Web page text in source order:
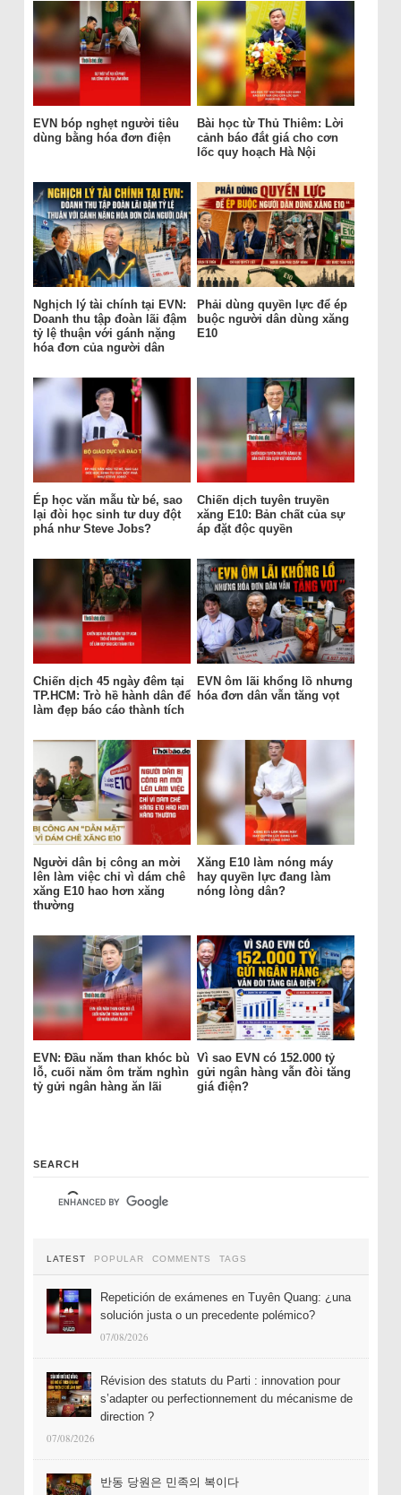
EVN bóp nghẹt người tiêu
dùng bằng hóa đơn điện
Bài học từ Thủ Thiêm: Lời
cảnh báo đắt giá cho cơn
lốc quy hoạch Hà Nội
Nghịch lý tài chính tại EVN:
Doanh thu tập đoàn lãi đậm
tỷ lệ thuận với gánh nặng
hóa đơn của người dân
Phải dùng quyền lực để ép
buộc người dân dùng xăng
E10
Ép học văn mẫu từ bé, sao
lại đòi học sinh tư duy đột
phá như Steve Jobs?
Chiến dịch tuyên truyền
xăng E10: Bản chất của sự
áp đặt độc quyền
Chiến dịch 45 ngày đêm tại
TP.HCM: Trò hề hành dân để
làm đẹp báo cáo thành tích
EVN ôm lãi khổng lồ nhưng
hóa đơn dân vẫn tăng vọt
Người dân bị công an mời
lên làm việc chỉ vì dám chê
xăng E10 hao hơn xăng
thường
Xăng E10 làm nóng máy
hay quyền lực đang làm
nóng lòng dân?
EVN: Đầu năm than khóc bù
lỗ, cuối năm ôm trăm nghìn
tỷ gửi ngân hàng ăn lãi
Vì sao EVN có 152.000 tỷ
gửi ngân hàng vẫn đòi tăng
giá điện?
SEARCH
LATEST POPULAR COMMENTS TAGS
Repetición de exámenes en Tuyên Quang: ¿una
solución justa o un precedente polémico?
07/08/2026
Révision des statuts du Parti : innovation pour
s’adapter ou perfectionnement du mécanisme de
direction ?
07/08/2026
반동 당원은 민족의 복이다